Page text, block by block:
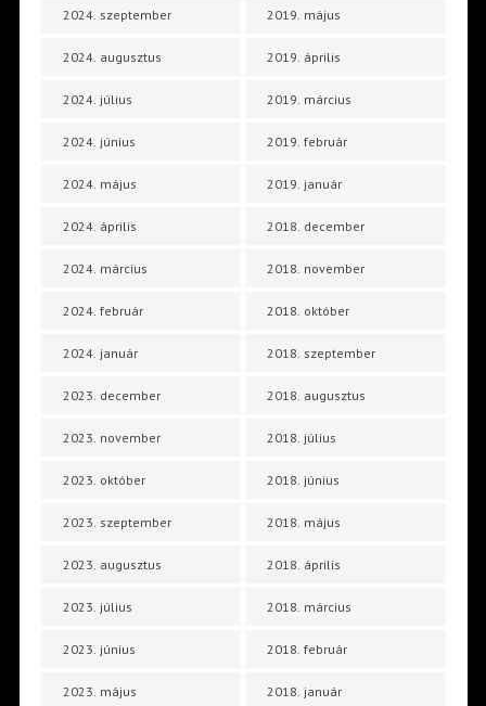
2024. szeptember
2024. augusztus
2024. július
2024. június
2024. május
2024. április
2024. március
2024. február
2024. január
2023. december
2023. november
2023. október
2023. szeptember
2023. augusztus
2023. július
2023. június
2023. május
2019. május
2019. április
2019. március
2019. február
2019. január
2018. december
2018. november
2018. október
2018. szeptember
2018. augusztus
2018. július
2018. június
2018. május
2018. április
2018. március
2018. február
2018. január